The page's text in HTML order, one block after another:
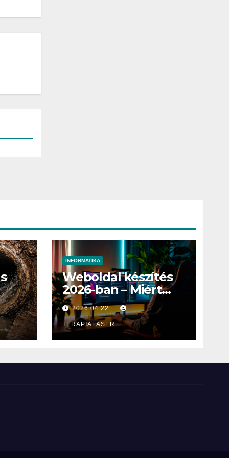
INFORMATIKA
Weboldal készítés
2026-ban – Miért
elengedhetetlen
egy profi online
jelenlét?
2026.04.22.
TERAPIALASER